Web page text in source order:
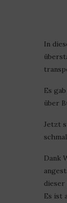
In
Es
über
Jetzt
Dank
dieser
Es ist